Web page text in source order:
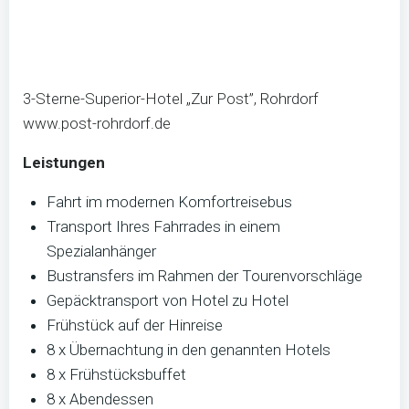
3-Sterne-Superior-Hotel „Zur Post”, Rohrdorf
www.post-rohrdorf.de
Leistungen
Fahrt im modernen Komfortreisebus
Transport Ihres Fahrrades in einem
Spezialanhänger
Bustransfers im Rahmen der Tourenvorschläge
Gepäcktransport von Hotel zu Hotel
Frühstück auf der Hinreise
8 x Übernachtung in den genannten Hotels
8 x Frühstücksbuffet
8 x Abendessen